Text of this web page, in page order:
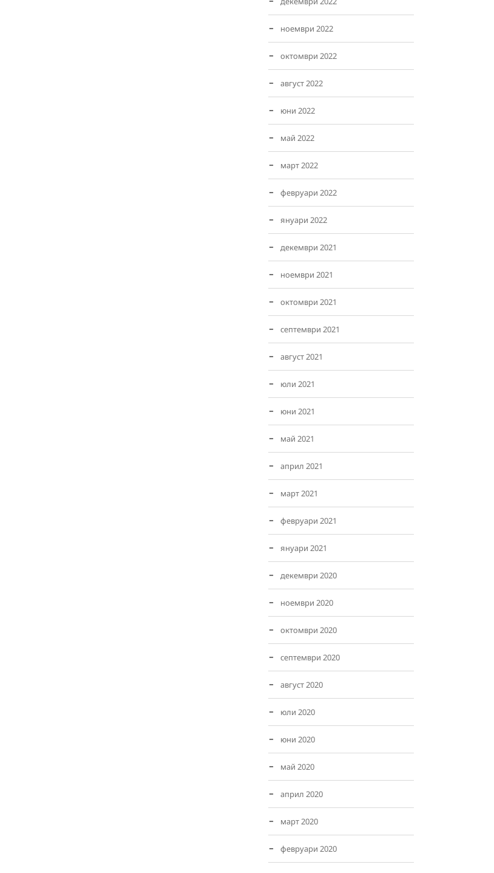
ноември 2022
октомври 2022
август 2022
юни 2022
май 2022
март 2022
февруари 2022
януари 2022
декември 2021
ноември 2021
октомври 2021
септември 2021
август 2021
юли 2021
юни 2021
май 2021
април 2021
март 2021
февруари 2021
януари 2021
декември 2020
ноември 2020
октомври 2020
септември 2020
август 2020
юли 2020
юни 2020
май 2020
април 2020
март 2020
февруари 2020